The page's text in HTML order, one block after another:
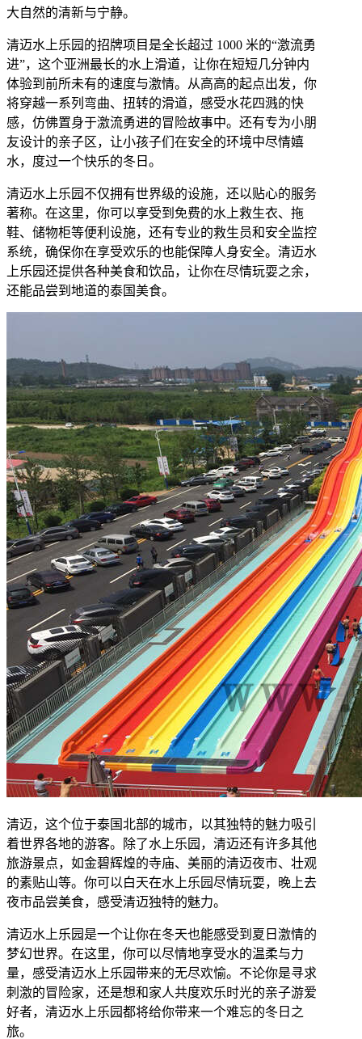
大自然的清新与宁静。
清迈水上乐园的招牌项目是全长超过 1000 米的“激流勇
进”，这个亚洲最长的水上滑道，让你在短短几分钟内
体验到前所未有的速度与激情。从高高的起点出发，你
将穿越一系列弯曲、扭转的滑道，感受水花四溅的快
感，仿佛置身于激流勇进的冒险故事中。还有专为小朋
友设计的亲子区，让小孩子们在安全的环境中尽情嬉
水，度过一个快乐的冬日。
清迈水上乐园不仅拥有世界级的设施，还以贴心的服务
著称。在这里，你可以享受到免费的水上救生衣、拖
鞋、储物柜等便利设施，还有专业的救生员和安全监控
系统，确保你在享受欢乐的也能保障人身安全。清迈水
上乐园还提供各种美食和饮品，让你在尽情玩耍之余，
还能品尝到地道的泰国美食。
清迈，这个位于泰国北部的城市，以其独特的魅力吸引
着世界各地的游客。除了水上乐园，清迈还有许多其他
旅游景点，如金碧辉煌的寺庙、美丽的清迈夜市、壮观
的素贴山等。你可以白天在水上乐园尽情玩耍，晚上去
夜市品尝美食，感受清迈独特的魅力。
清迈水上乐园是一个让你在冬天也能感受到夏日激情的
梦幻世界。在这里，你可以尽情地享受水的温柔与力
量，感受清迈水上乐园带来的无尽欢愉。不论你是寻求
刺激的冒险家，还是想和家人共度欢乐时光的亲子游爱
好者，清迈水上乐园都将给你带来一个难忘的冬日之
旅。